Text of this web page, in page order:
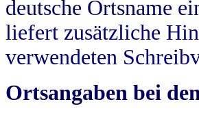
deutsche Ortsname
liefert zusätzliche
verwendeten
Ortsangaben bei